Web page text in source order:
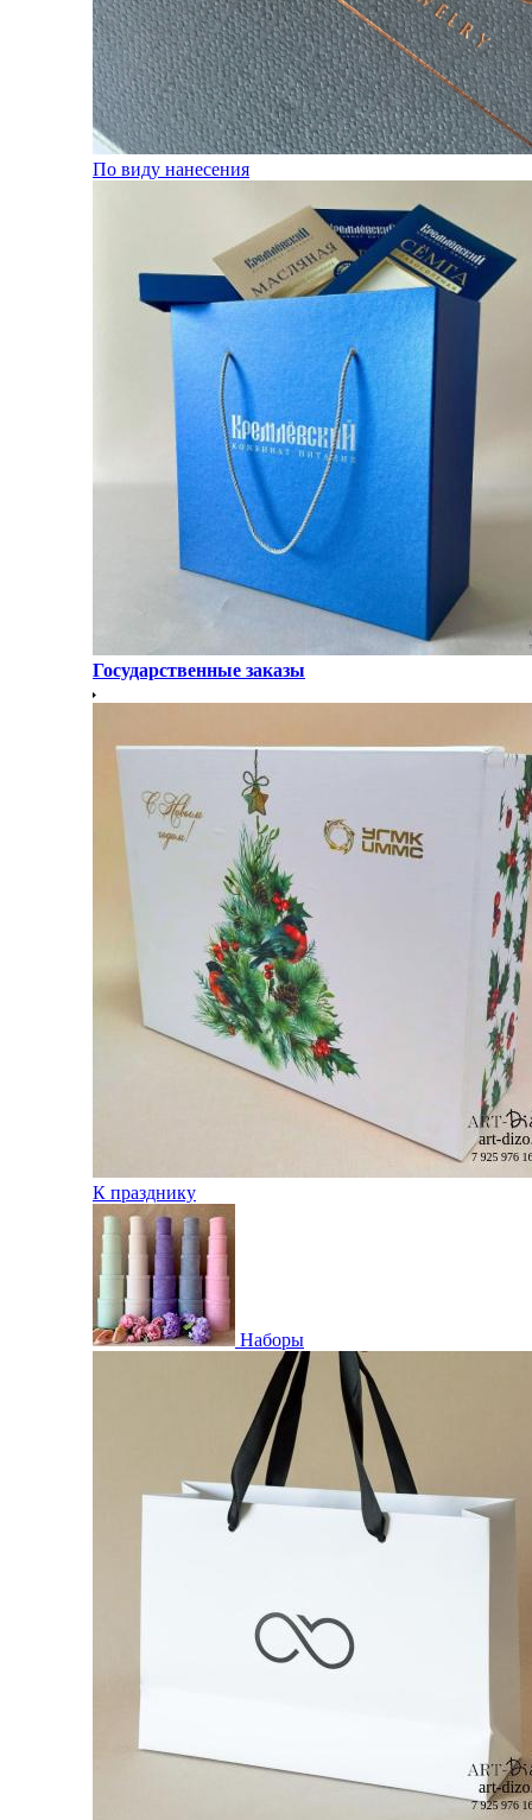
По виду нанесения
Государственные заказы
К празднику
Наборы